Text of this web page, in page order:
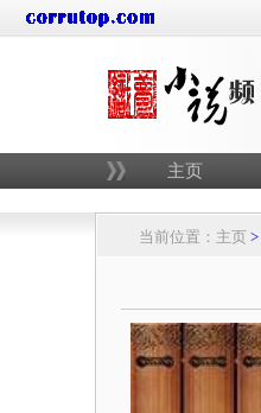
主页
当前位置： 主页 >